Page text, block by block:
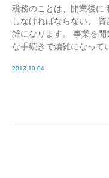
税務のことは、開業後に
しなければならない、
雑になります。 事業を
な手続きで煩雑になっ
2013.10.04